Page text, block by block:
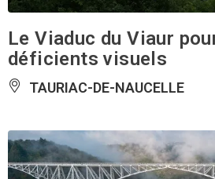
Le Viaduc du Viaur
déficients visuels
TAURIAC-DE-NAUCELLE